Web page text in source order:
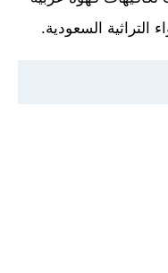
التراثية السعودية.